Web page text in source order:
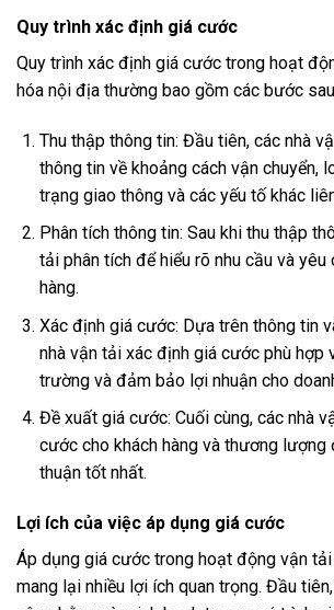
Quy trình xác định giá cước
Quy trình xác định giá cước trong hoạt
hóa nội địa thường bao gồm các bước
Thu thập thông tin: Đầu tiên, các nhà
thông tin về khoảng cách vận chuyển,
trạng giao thông và các yếu tố khác
Phân tích thông tin: Sau khi thu thập
tải phân tích để hiểu rõ nhu cầu và yêu
hàng.
Xác định giá cước: Dựa trên thông tin
nhà vận tải xác định giá cước phù hợp
trường và đảm bảo lợi nhuận cho
Đề xuất giá cước: Cuối cùng, các nhà
cước cho khách hàng và thương
thuận tốt nhất.
Lợi ích của việc áp dụng giá cước
Áp dụng giá cước trong hoạt động vận
mang lại nhiều lợi ích quan trọng. Đầu